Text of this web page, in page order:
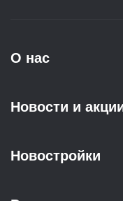
О нас
Новости и
Новостройки